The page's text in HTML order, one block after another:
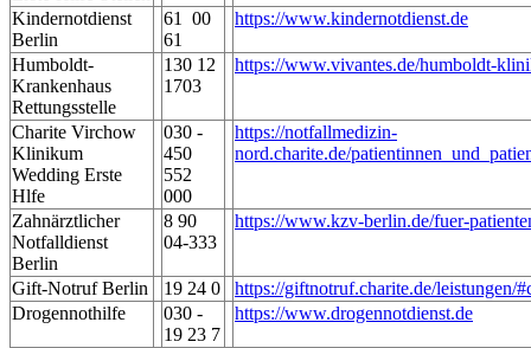
Kindernotdienst
Berlin
61 00
61
https://www.kindernotdienst.de
Humboldt-
Krankenhaus
Rettungsstelle
130 12
1703
https://www.vivantes.de/humboldt-
Charite Virchow
Klinikum
Wedding Erste
Hlfe
030 -
450
552
000
https://notfallmedizin-
nord.charite.de/
Zahnärztlicher
Notfalldienst
Berlin
8 90
04-333
https://www.kzv-berlin.de/fuer-
Gift-Notruf Berlin 19 24 0
https://giftnotruf.charite.de/leistungen/
Drogennothilfe
030 -
19 23 7
https://www.drogennotdienst.de